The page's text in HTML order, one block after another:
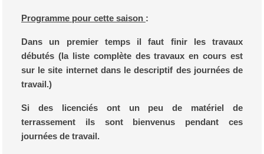
Programme pour cette saison :
Dans un premier temps il faut finir les travaux
débutés (la liste complète des travaux en cours est
sur le site internet dans le descriptif des journées de
travail.)
Si des licenciés ont un peu de matériel de
terrassement ils sont bienvenus pendant ces
journées de travail.